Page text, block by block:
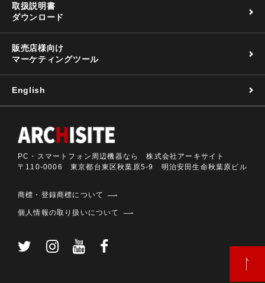
取扱説明書
ダウンロード
販売店様向け
マーケティングツール
English
PC・スマートフォン周辺機器なら 株式会社アーキサイト
〒110-0006 東京都台東区秋葉原5-9 明治安田生命秋葉原ビル
商標・登録商標について
個人情報の取り扱いについて